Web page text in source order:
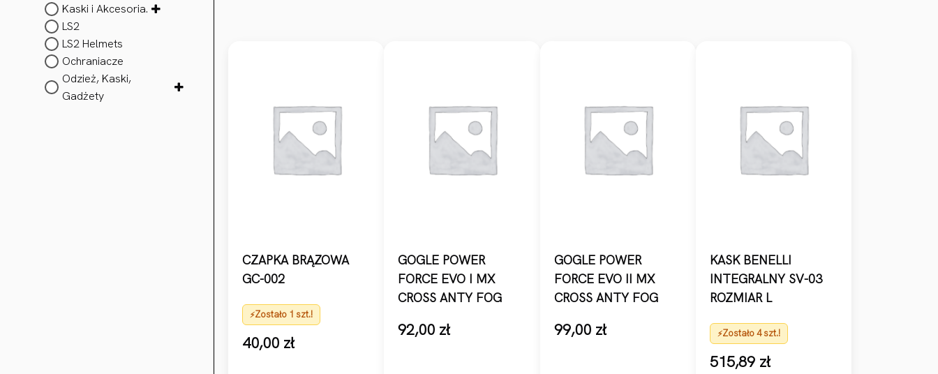
Kaski i Akcesoria.
LS2
LS2 Helmets
Ochraniacze
Odzież, Kaski,
Gadżety
CZAPKA BRĄZOWA
GC-002
Zostało 1 szt.!
40,00 zł
GOGLE POWER
FORCE EVO I MX
CROSS ANTY FOG
92,00 zł
GOGLE POWER
FORCE EVO II MX
CROSS ANTY FOG
99,00 zł
KASK BENELLI
INTEGRALNY SV-03
ROZMIAR L
Zostało 4 szt.!
515,89 zł